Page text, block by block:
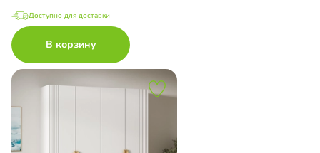
Доступно для доставки
В корзину